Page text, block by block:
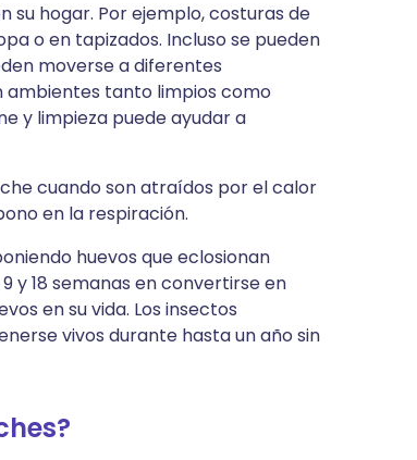
su hogar. Por ejemplo, costuras de
o en tapizados. Incluso se pueden
moverse a diferentes
ambientes tanto limpios como
y limpieza puede ayudar a
cuando son atraídos por el calor
en la respiración.
huevos que eclosionan
y 18 semanas en convertirse en
en su vida. Los insectos
vivos durante hasta un año sin